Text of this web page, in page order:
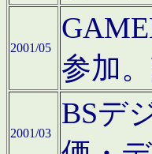
2001/05
参加
2001/03
BSデ